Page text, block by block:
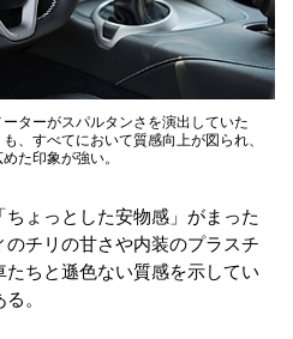
ターがスパルタンさを演出していた
、すべてにおいて質感向上が図られ、
た印象が強い。
ょっとした安物感」がまった
チリの甘さや内装のプラスチ
ちと遜色ない質感を示してい
。